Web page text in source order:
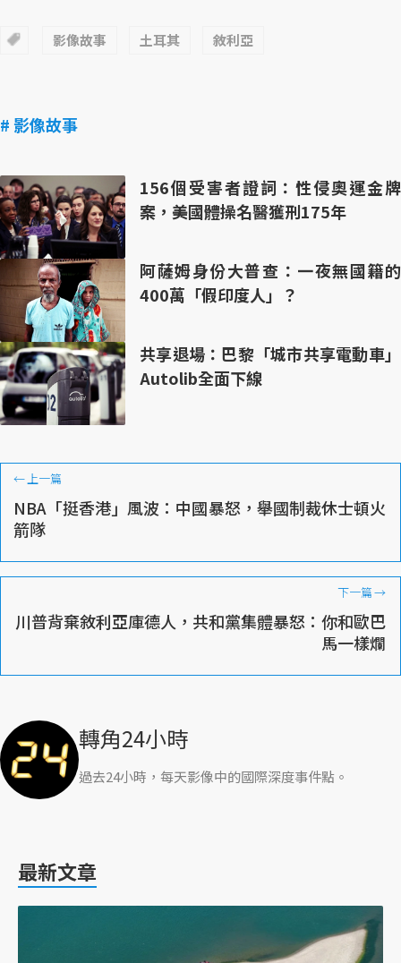
影像故事 土耳其 敘利亞
# 影像故事
156個受害者證詞：性侵奧運金牌
案，美國體操名醫獲刑175年
阿薩姆身份大普查：一夜無國籍的
400萬「假印度人」？
共享退場：巴黎「城市共享電動車」
Autolib全面下線
← 上一篇
NBA「挺香港」風波：中國暴怒，舉國制裁休士頓火
箭隊
下一篇→
川普背棄敘利亞庫德人，共和黨集體暴怒：你和歐巴
馬一樣爛
轉角24小時
過去24小時，每天影像中的國際深度事件點。
最新文章